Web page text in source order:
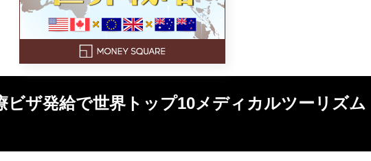
ビザ発給で世界トップ10メディカルツーリズム